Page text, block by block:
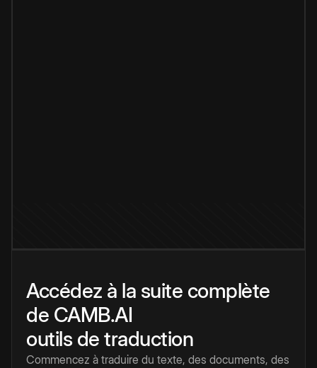
Accédez à la suite complète
de CAMB.AI
outils de traduction
Commencez à traduire du texte, des documents, des